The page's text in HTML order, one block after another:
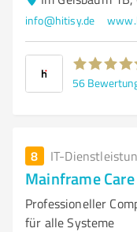
info@hitisy.de
56
8 IT-
Mainframe
Professioneller
für alle Systeme